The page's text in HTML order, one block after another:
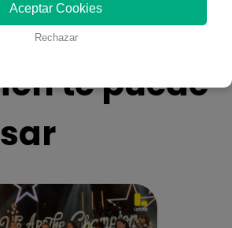
te puede
Aceptar Cookies
Rechazar